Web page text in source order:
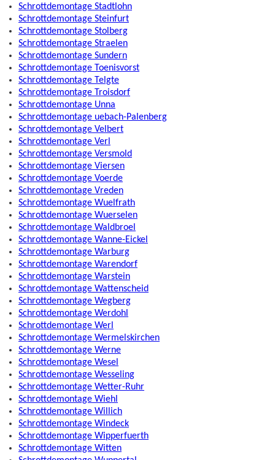
Schrottdemontage Stadtlohn
Schrottdemontage Steinfurt
Schrottdemontage Stolberg
Schrottdemontage Straelen
Schrottdemontage Sundern
Schrottdemontage Toenisvorst
Schrottdemontage Telgte
Schrottdemontage Troisdorf
Schrottdemontage Unna
Schrottdemontage uebach-Palenberg
Schrottdemontage Velbert
Schrottdemontage Verl
Schrottdemontage Versmold
Schrottdemontage Viersen
Schrottdemontage Voerde
Schrottdemontage Vreden
Schrottdemontage Wuelfrath
Schrottdemontage Wuerselen
Schrottdemontage Waldbroel
Schrottdemontage Wanne-Eickel
Schrottdemontage Warburg
Schrottdemontage Warendorf
Schrottdemontage Warstein
Schrottdemontage Wattenscheid
Schrottdemontage Wegberg
Schrottdemontage Werdohl
Schrottdemontage Werl
Schrottdemontage Wermelskirchen
Schrottdemontage Werne
Schrottdemontage Wesel
Schrottdemontage Wesseling
Schrottdemontage Wetter-Ruhr
Schrottdemontage Wiehl
Schrottdemontage Willich
Schrottdemontage Windeck
Schrottdemontage Wipperfuerth
Schrottdemontage Witten